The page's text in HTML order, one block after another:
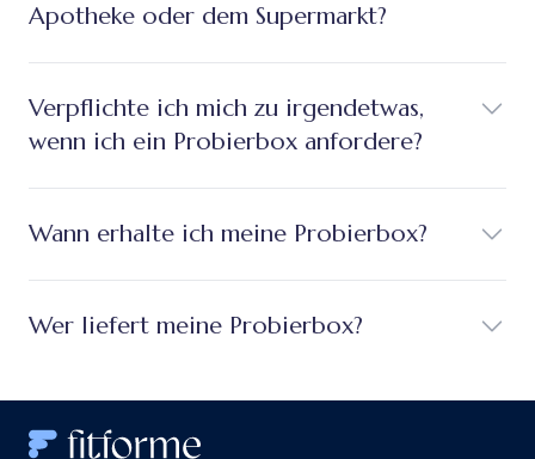
Apotheke oder dem Supermarkt?
Verpflichte ich mich zu irgendetwas,
wenn ich ein Probierbox anfordere?
Wann erhalte ich meine Probierbox?
Wer liefert meine Probierbox?